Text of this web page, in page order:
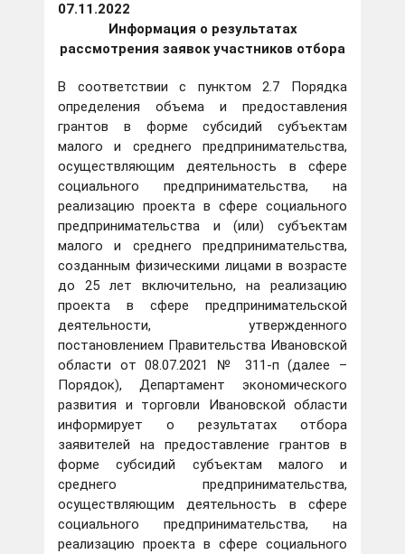
07.11.2022
Информация о результатах
рассмотрения заявок участников отбора
В соответствии с пунктом 2.7 Порядка
определения объема и предоставления
грантов в форме субсидий субъектам
малого и среднего предпринимательства,
осуществляющим деятельность в сфере
социального предпринимательства, на
реализацию проекта в сфере социального
предпринимательства и (или) субъектам
малого и среднего предпринимательства,
созданным физическими лицами в возрасте
до 25 лет включительно, на реализацию
проекта в сфере предпринимательской
деятельности, утвержденного
постановлением Правительства Ивановской
области от 08.07.2021 № 311-п (далее –
Порядок), Департамент экономического
развития и торговли Ивановской области
информирует о результатах отбора
заявителей на предоставление грантов в
форме субсидий субъектам малого и
среднего предпринимательства,
осуществляющим деятельность в сфере
социального предпринимательства, на
реализацию проекта в сфере социального